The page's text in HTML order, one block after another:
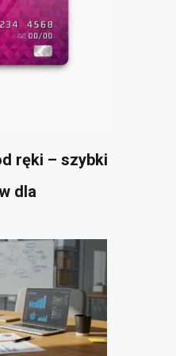
ręki – szybki
dla